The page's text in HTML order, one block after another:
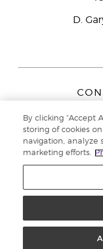
D.
By clicking “Accept
storing of cookies
navigation, analyze
marketing efforts.